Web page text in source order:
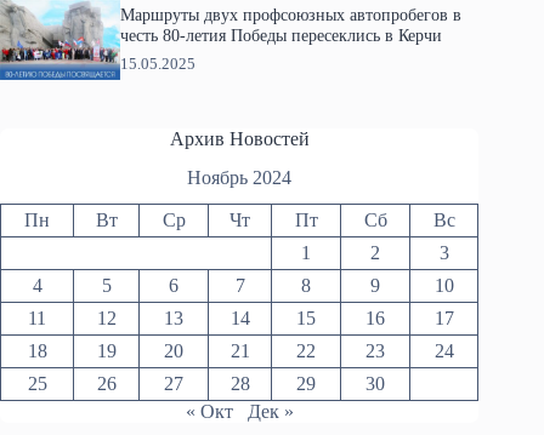
Маршруты двух профсоюзных автопробегов в
честь 80-летия Победы пересеклись в Керчи
15.05.2025
Архив Новостей
Ноябрь 2024
Пн Вт Ср Чт Пт Сб
Вс
1
2
3
4
5 6 7 8 9
10
11
12 13 14 15 16
17
18
19 20 21 22 23
24
25
26 27 28 29
30
« Окт
Дек »